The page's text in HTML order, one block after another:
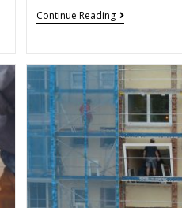
Continue Reading